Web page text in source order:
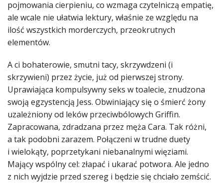
pojmowania cierpieniu, co wzmaga czytelniczą empatię,
ale wcale nie ułatwia lektury, właśnie ze względu na
ilość wszystkich morderczych, przeokrutnych
elementów.
A ci bohaterowie, smutni tacy, skrzywdzeni (i
skrzywieni) przez życie, już od pierwszej strony.
Uprawiająca kompulsywny seks w toalecie, znudzona
swoją egzystencją Jess. Obwiniający się o śmierć żony
uzależniony od leków przeciwbólowych Griffin.
Zapracowana, zdradzana przez męża Cara. Tak różni,
a tak podobni zarazem. Połączeni w trudne duety
i wielokąty, poprzetykani niebanalnymi więziami.
Mający wspólny cel: złapać i ukarać potwora. Ale jedno
z nich wyjdzie przed szereg i będzie się chciało zemścić.